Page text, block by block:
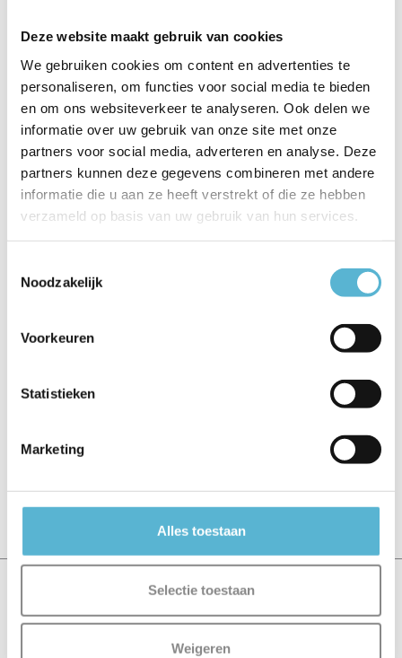
Deze website maakt gebruik van cookies
We gebruiken cookies om content en advertenties te
personaliseren, om functies voor social media te bieden
en om ons websiteverkeer te analyseren. Ook delen we
informatie over uw gebruik van onze site met onze
partners voor social media, adverteren en analyse. Deze
partners kunnen deze gegevens combineren met andere
informatie die u aan ze heeft verstrekt of die ze hebben
verzameld op basis van uw gebruik van hun services.
Noodzakelijk
Voorkeuren
Statistieken
Marketing
Alles toestaan
Selectie toestaan
Weigeren
Toon meer
Productspecificaties
EAN 5411212491794
Leverancier Lucide
Toon meer
Reviews
Schrijf je eigen review